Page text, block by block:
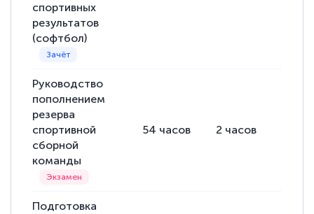
спортивных
результатов
(софтбол)
Руководство
пополнением
резерва
спортивной
сборной
команды
54 часов 2 часов
Подготовка